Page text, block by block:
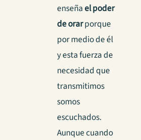
enseñael poder
de orarporque
por medio de él
y esta fuerza de
necesidad que
transmitimos
somos
escuchados.
Aunque cuando